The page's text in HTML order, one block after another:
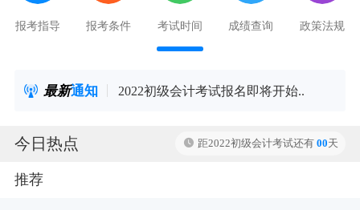
报考指导 报考条件 考试时间 成绩查询 政策法规
最新通知
名即将开始.. 2022初级会计考试报名即将开始..
今日热点 距2022初级会计考试还有 00天
推荐